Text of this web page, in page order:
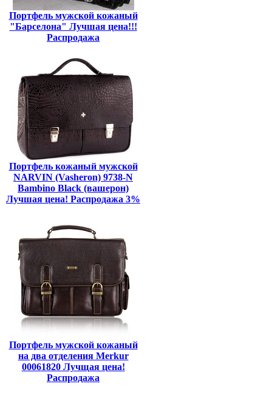
Портфель мужской кожаный
"Барселона" Лучшая цена!!!
Распродажа
Портфель кожаный мужской
NARVIN (Vasheron) 9738-N
Bambino Black (вашерон)
Лучшая цена! Распродажа 3%
Портфель мужской кожаный
на два отделения Merkur
00061820 Лучщая цена!
Распродажа